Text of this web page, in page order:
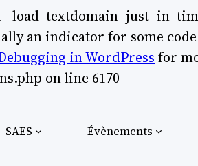
an indicator for some
in WordPress for
on line 6170
SAES Évènements